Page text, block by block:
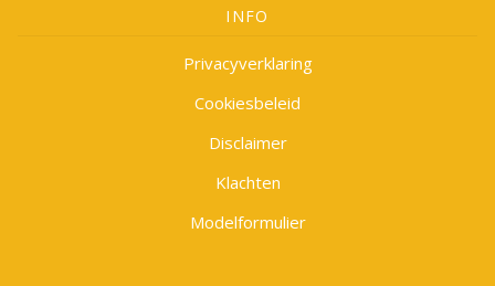
INFO
Privacyverklaring
Cookiesbeleid
Disclaimer
Klachten
Modelformulier